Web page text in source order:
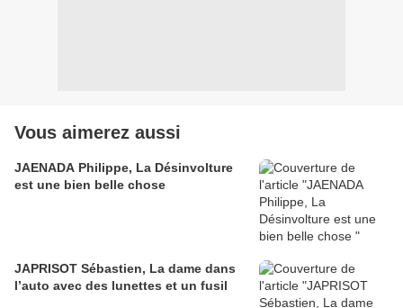
Vous aimerez aussi
JAENADA Philippe, La Désinvolture
est une bien belle chose
JAPRISOT Sébastien, La dame dans
l’auto avec des lunettes et un fusil